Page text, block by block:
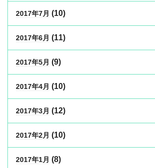
2017年7月 (10)
2017年6月 (11)
2017年5月 (9)
2017年4月 (10)
2017年3月 (12)
2017年2月 (10)
2017年1月 (8)